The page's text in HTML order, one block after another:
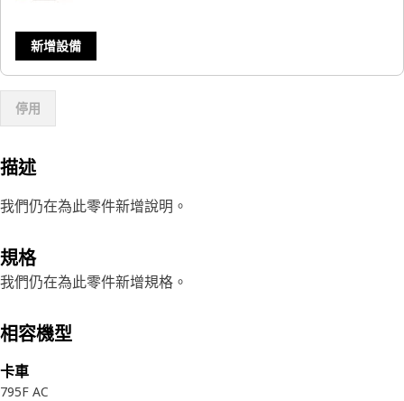
新增設備
停用
描述
我們仍在為此零件新增說明。
規格
我們仍在為此零件新增規格。
相容機型
卡車
795F AC